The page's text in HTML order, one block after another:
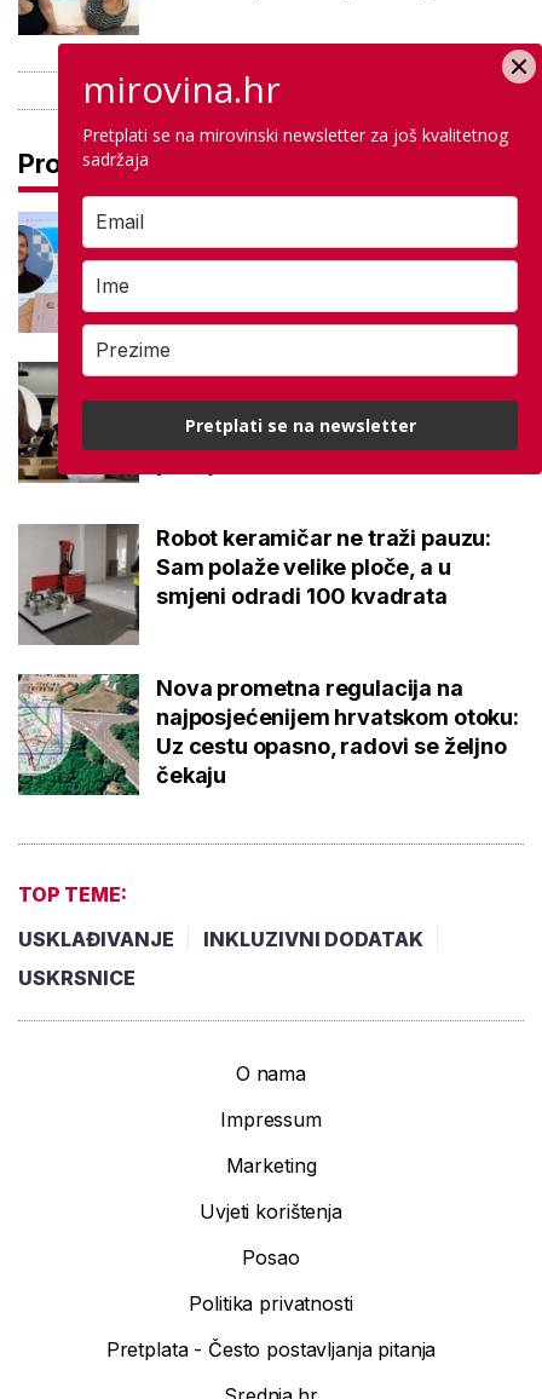
Pročitaj još
potpuno različitih predmeta: Stižu
Kakvi su danas studenti? 'Dolaze
na fakultet naviknuti dati točan
odgovor, a ne postaviti dobro
Robot keramičar ne traži pauzu:
Sam polaže velike ploče, a u
smjeni odradi 100 kvadrata
Nova prometna regulacija na
najposjećenijem hrvatskom otoku:
Uz cestu opasno, radovi se željno
čekaju
TOP TEME:
USKLAĐIVANJE
INKLUZIVNI DODATAK
USKRSNICE
O nama
Impressum
Marketing
Uvjeti korištenja
Posao
Politika privatnosti
Pretplata - Često postavljanja pitanja
mirovina.hr
Pretplati se na mirovinski newsletter za još kvalitetnog
sadržaja
Pretplati se na newsletter